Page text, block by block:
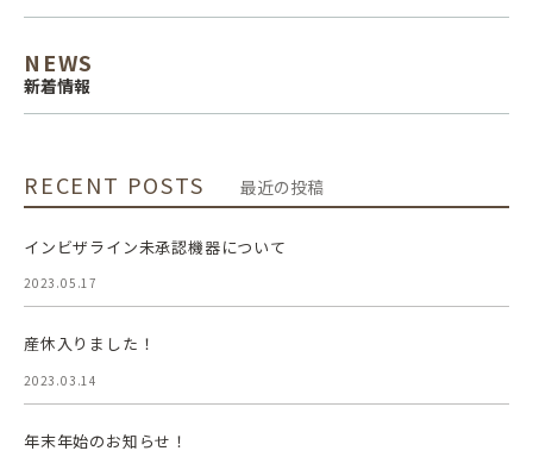
NEWS
新着情報
RECENT POSTS 最近の投稿
インビザライン未承認機器について
2023.05.17
産休入りました！
2023.03.14
年末年始のお知らせ！